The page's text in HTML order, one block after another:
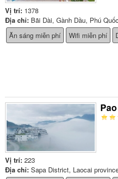
Vị trí: 1378
Địa chỉ: Bãi Dài, Gành Dầu, Phú Quốc
Ăn sáng miễn phí
Wifi miễn phí
Vị trí: 223
Địa chỉ: Sapa District, Laocai